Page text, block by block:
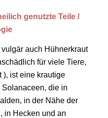
genutzte Teile /
auch Hühnerkraut
für viele Tiere,
), ist eine krautige
die in
in der Nähe der
in Hecken und an